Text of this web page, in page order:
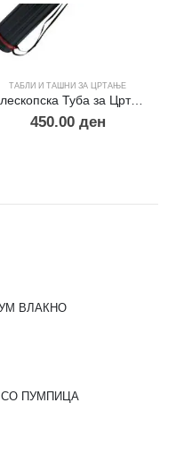
ТАБЛИ И ТАШНИ ЗА ЦРТАЊЕ
Телескопска Туба за Цртежи
450.00 ден
ВЛАКНО
СО ПУМПИЦА